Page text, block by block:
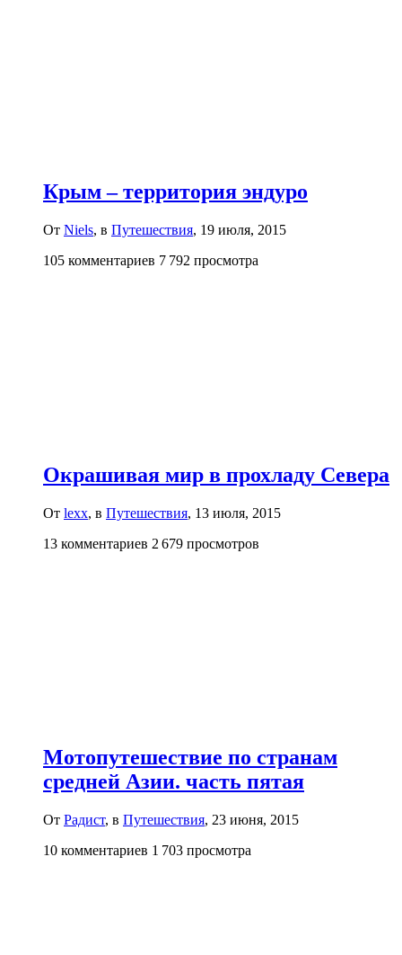
Крым – территория эндуро
От Niels, в Путешествия, 19 июля, 2015
105 комментариев 7 792 просмотра
Окрашивая мир в прохладу Севера
От lexx, в Путешествия, 13 июля, 2015
13 комментариев 2 679 просмотров
Мотопутешествие по странам
средней Азии. часть пятая
От Радист, в Путешествия, 23 июня, 2015
10 комментариев 1 703 просмотра